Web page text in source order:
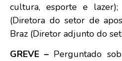
cultura, esporte e lazer);
(Diretora do setor de
Braz (Diretor adjunto do
GREVE – Perguntado